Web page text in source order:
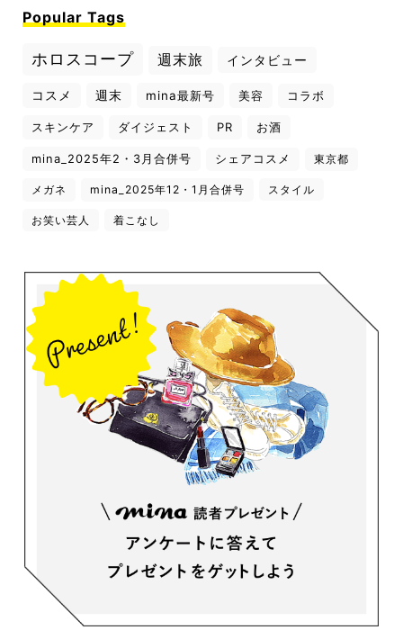
Popular Tags
ホロスコープ 週末旅 インタビュー
コスメ 週末 mina最新号 美容 コラボ
スキンケア ダイジェスト PR お酒
mina_2025年2・3月合併号 シェアコスメ 東京都
メガネ mina_2025年12・1月合併号 スタイル
お笑い芸人 着こなし